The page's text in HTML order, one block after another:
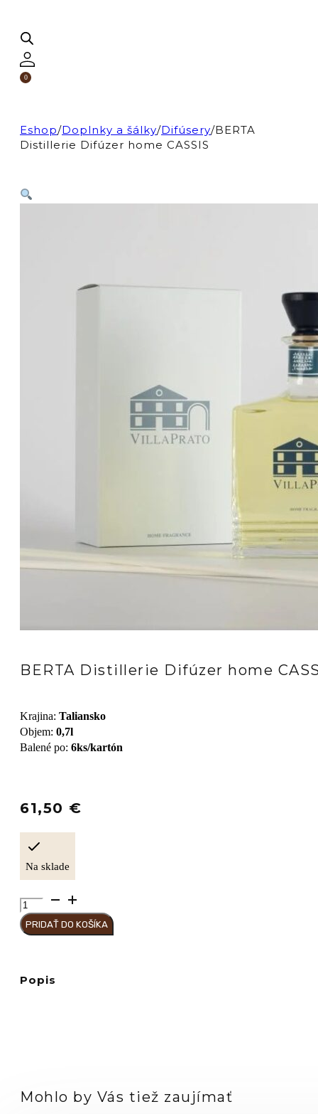
0
Eshop/Doplnky a šálky/Difúsery/BERTA
Distillerie Difúzer home CASSIS
BERTA Distillerie Difúzer home
Krajina: Taliansko
Objem: 0,7l
Balené po: 6ks/kartón
61,50 €
Na sklade
množstvo
BERTA
Distillerie
CASSIS
PRIDAŤ DO KOŠÍKA
Popis
Mohlo by Vás tiež zaujímať